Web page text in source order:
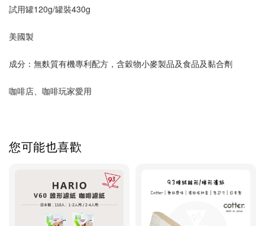
試用罐120g/罐裝430g
美國製
成分：無麩質有機專利配方，含穀物小麥製品及食品及黏合劑
咖啡店、咖啡玩家愛用
您可能也喜歡